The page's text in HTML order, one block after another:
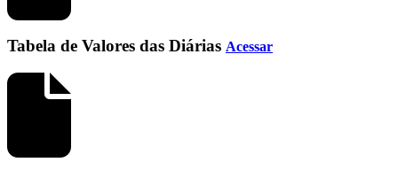
Tabela de Valores das Diárias Acessar